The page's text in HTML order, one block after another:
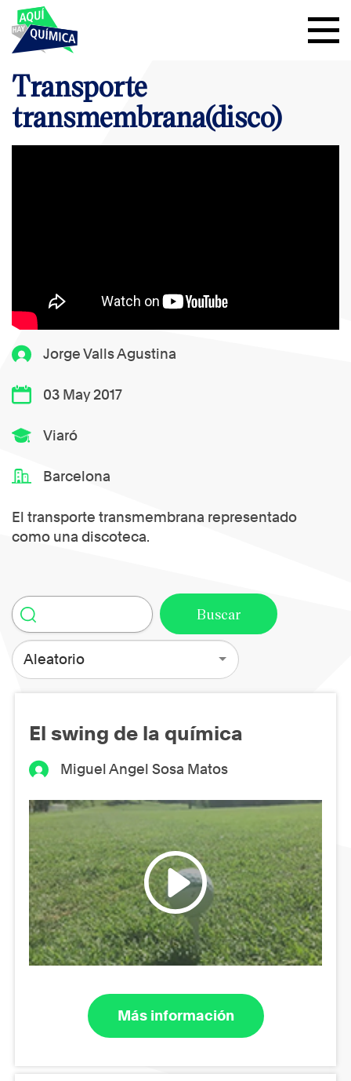
Jorge Valls Agustina
03 May 2017
Viaró
Barcelona
El transporte transmembrana representado
como una discoteca.
Transporte
transmembrana(disco)
Aleatorio
El swing de la química
Miguel Angel Sosa Matos
Más información